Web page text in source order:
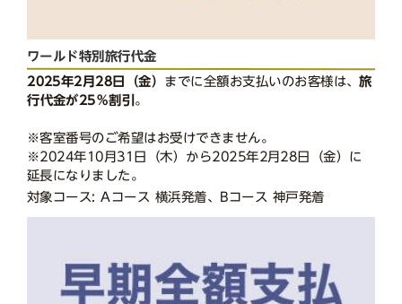
ワールド特別旅行代金
2025年2月28日（金） までに全額お支払いのお客様は、旅
行代金が25％割引 。
※客室番号のご希望はお受けできません。
※2024年10月31日（木）から2025年2月28日（金）に
延長になりました。
対象コース: Aコース 横浜発着、Bコース 神戸発着